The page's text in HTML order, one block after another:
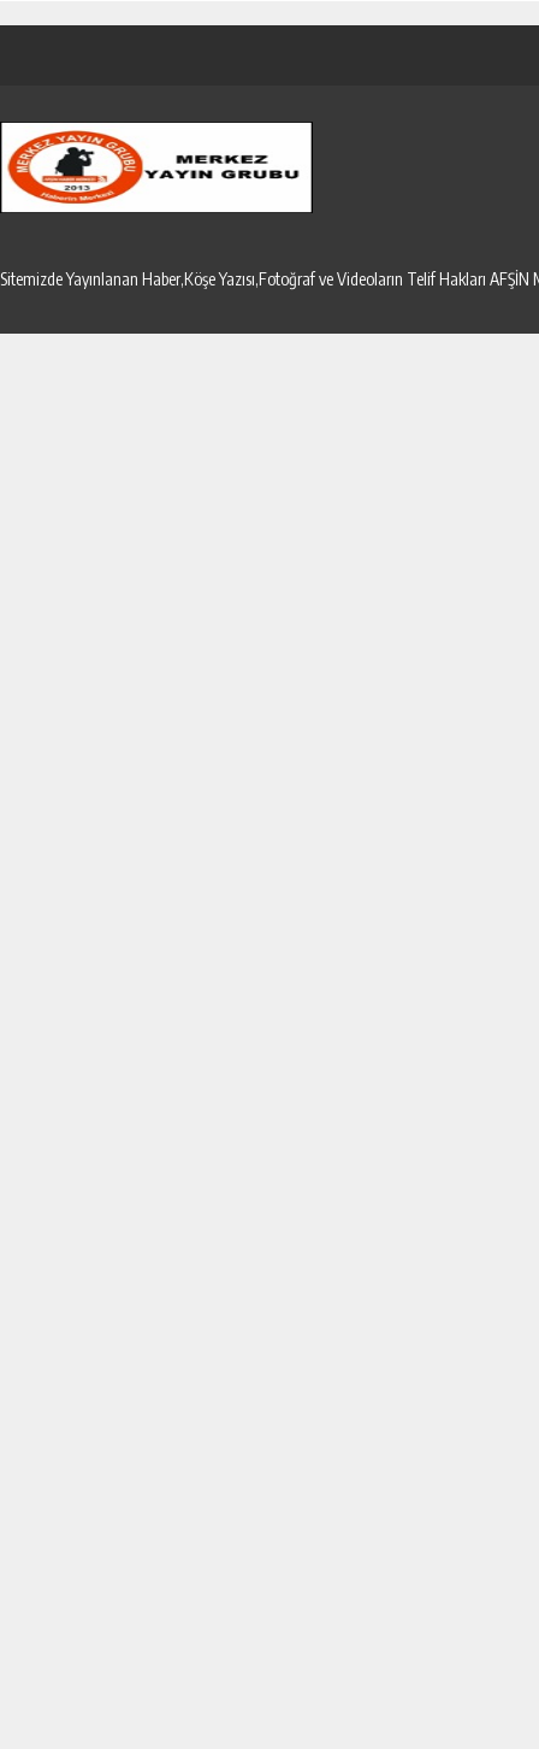
Sitemizde Yayınlanan Haber,Köşe Yazısı,Fotoğraf ve Videoların Telif Hakları